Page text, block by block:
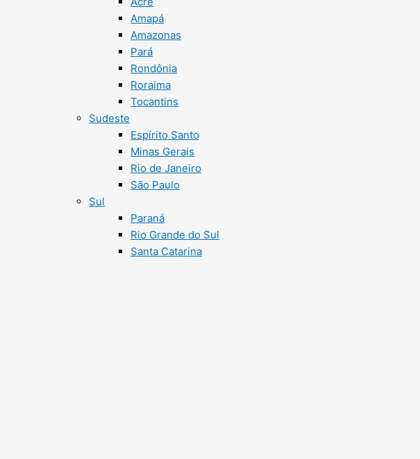
Amapá
Amazonas
Pará
Rondônia
Roraima
Tocantins
Sudeste
Espírito Santo
Minas Gerais
Rio de Janeiro
São Paulo
Sul
Paraná
Rio Grande do Sul
Santa Catarina